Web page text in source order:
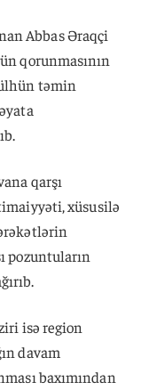
Abbas Əraqçi
qorunmasının
təmin
qarşı
xüsusilə
pozuntuların
isə region
davam
baxımından